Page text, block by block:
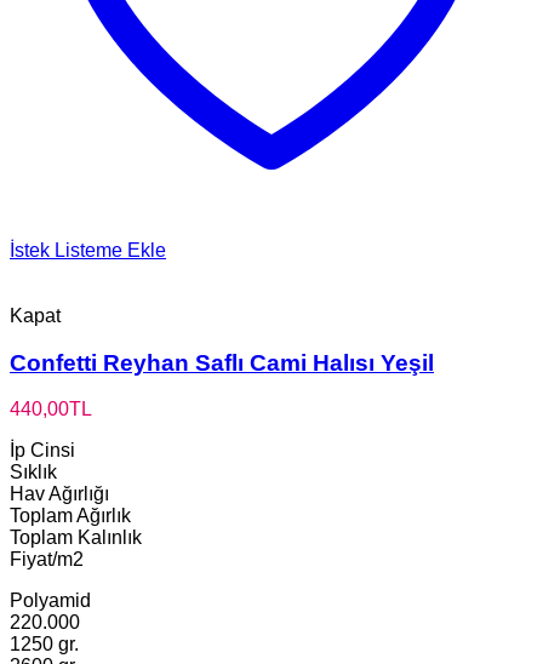
İstek Listeme Ekle
Kapat
Confetti Reyhan Saflı Cami Halısı Yeşil
440,00TL
İp Cinsi
Sıklık
Hav Ağırlığı
Toplam Ağırlık
Toplam Kalınlık
Fiyat/m2
Polyamid
220.000
1250 gr.